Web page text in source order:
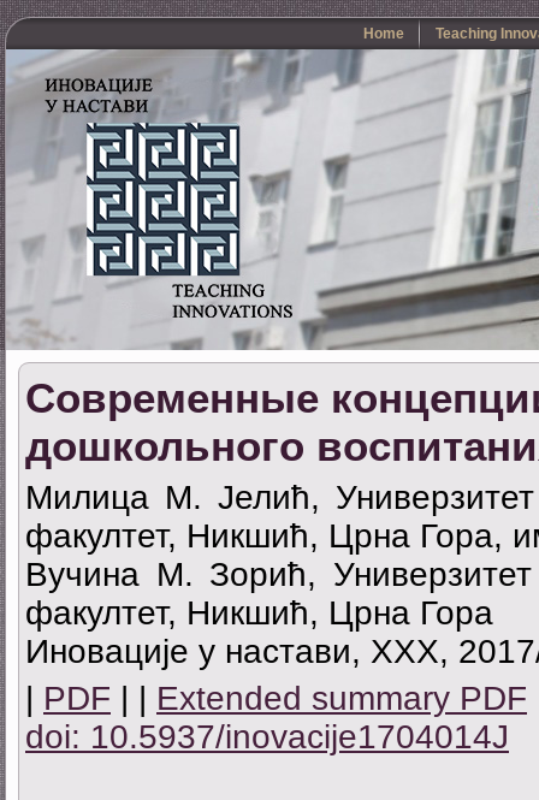
Home Teaching
Современные
дошкольного
Милица М. Јелић,
факултет, Никшић, Црна Гора,
Вучина М. Зорић,
факултет, Никшић, Црна Гора
Иновације у настави, XXX,
PDF Extended summary PDF
doi: 10.5937/inovacije1704014J